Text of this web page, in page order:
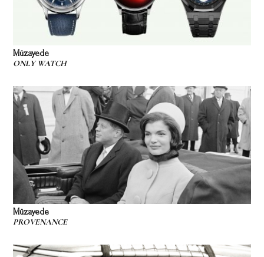
Müzayede
ONLY WATCH
Müzayede
PROVENANCE